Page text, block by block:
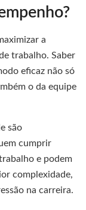
a
trabalho. Saber
eficaz não só
o da equipe
são
cumprir
e podem
complexidade,
na carreira.